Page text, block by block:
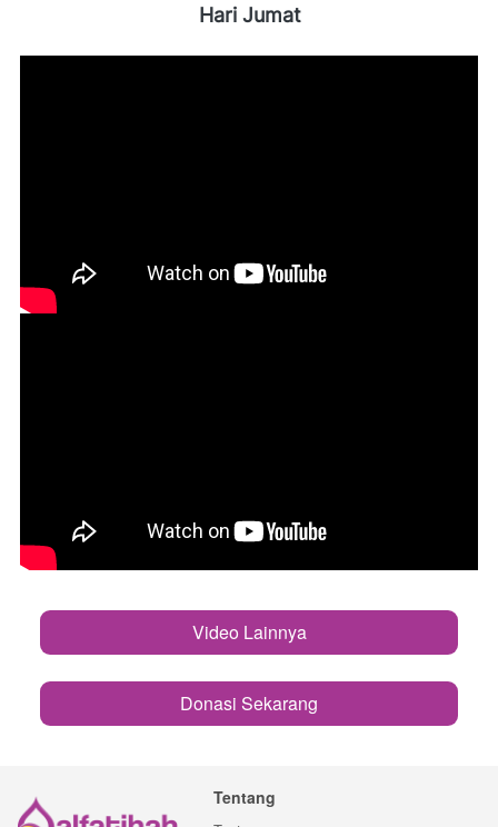
Hari Jumat
`
Video Lainnya
`Donasi Sekarang
Tentang